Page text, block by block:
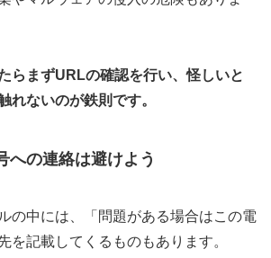
らまずURLの確認を行い、怪しいと
れないのが鉄則です。
への連絡は避けよう
の中には、「問題がある場合はこの電
を記載してくるものもあります。